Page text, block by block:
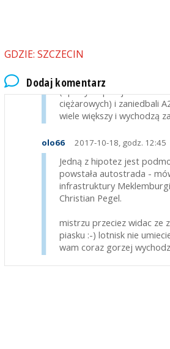
GDZIE: SZCZECIN
Dodaj komentarz
Bad Segeberg. 4x w
ruch, Niemcy narzekali, że
(opłaty za przejazd TOLL
ciężarowych) i zaniedbali
wiele większy i wychodzą
olo66 2017-10-18, godz. 12:45
Jedną z hipotez jest
powstała autostrada -
infrastruktury
Christian Pegel.
mistrzu przeciez widac ze
piasku :-) lotnisk nie
wam coraz gorzej